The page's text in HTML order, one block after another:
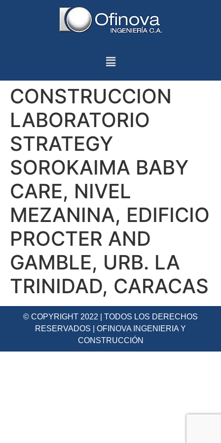
CONSTRUCCION
LABORATORIO
STRATEGY
SOROKAIMA BABY
CARE, NIVEL
MEZANINA, EDIFICIO
PROCTER AND
GAMBLE, URB. LA
TRINIDAD, CARACAS
© COPYRIGHT 2022 | TODOS LOS DERECHOS
RESERVADOS | OFINOVA INGENIERIA Y
CONSTRUCCIÓN